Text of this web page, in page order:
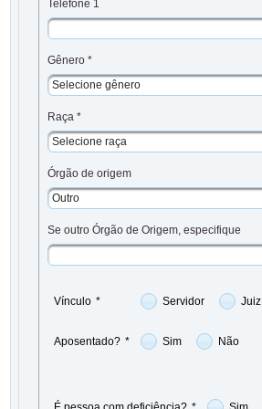
Telefone 1
Gênero *
Selecione gênero
Raça *
Selecione raça
Órgão de origem
Outro
Se outro Órgão de Origem, especifique
Vínculo * Servidor Juiz
Aposentado? * Sim Não